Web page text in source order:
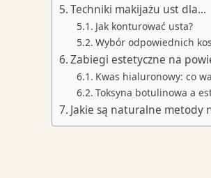
Techniki makijażu ust dla…
Jak konturować usta?
Wybór odpowiednich
Zabiegi estetyczne na
Kwas hialuronowy: co
Toksyna botulinowa a
Jakie są naturalne metody